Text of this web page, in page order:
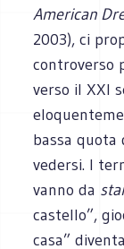
American
2003), ci
controverso
verso il XXI
bassa quota
vedersi. I
vanno da
castello”,
casa”